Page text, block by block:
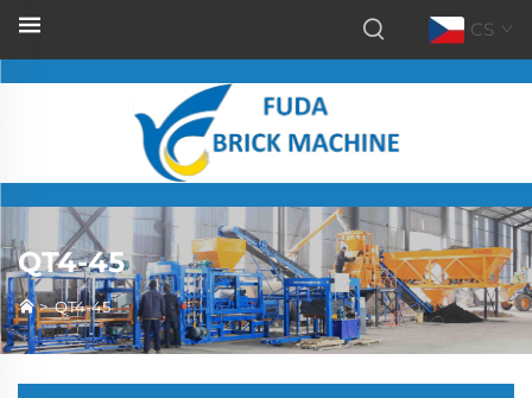
CS
QT4-45
>QT4-45